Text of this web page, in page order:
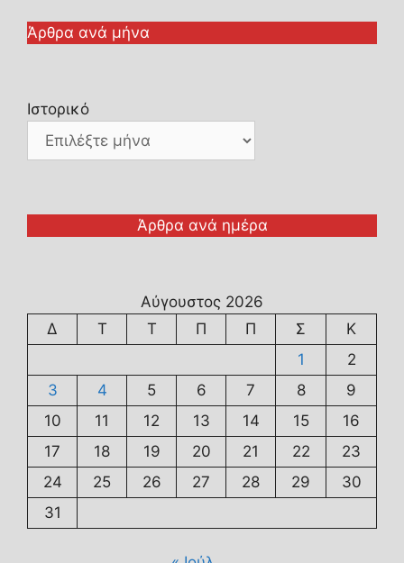
Άρθρα ανά μήνα
Ιστορικό
Άρθρα ανά ημέρα
Αύγουστος 2026
Δ
Τ Τ Π Π Σ
Κ
1
2
3
4 5 6 7 8
9
10
11 12 13 14 15
16
17
18 19 20 21 22
23
24
25 26 27 28 29
30
31